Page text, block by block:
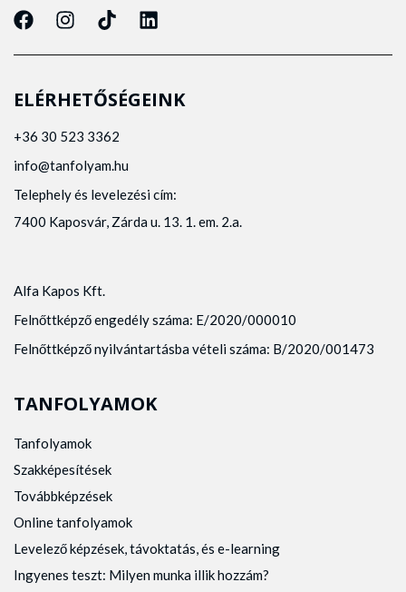
ELÉRHETŐSÉGEINK
+36 30 523 3362
info@tanfolyam.hu
Telephely és levelezési cím:
7400 Kaposvár, Zárda u. 13. 1. em. 2.a.
Alfa Kapos Kft.
Felnőttképző engedély száma: E/2020/000010
Felnőttképző nyilvántartásba vételi száma: B/2020/001473
TANFOLYAMOK
Tanfolyamok
Szakképesítések
Továbbképzések
Online tanfolyamok
Levelező képzések, távoktatás, és e-learning
Ingyenes teszt: Milyen munka illik hozzám?